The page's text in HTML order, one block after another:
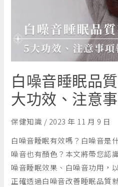
白噪音睡眠品
大功效、注意
保健知識 / 2023 年 11 月 9 日
白噪音睡眠有效嗎？白噪音是
噪音也有顏色？本文將帶您認
噪音睡眠效果、白噪音功用，
正確透過白噪音改善睡眠品質